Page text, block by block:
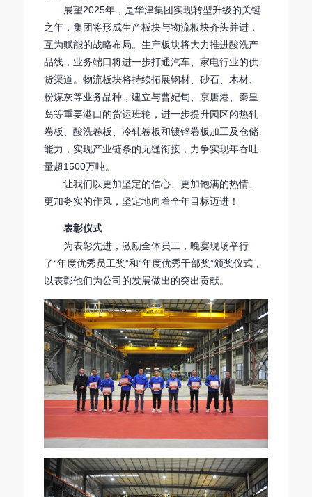
展望2025年，是华津集团实现转型升级的关键
之年，集团将形成生产板块与物流板块齐头并进，
互为赋能的战略布局。生产板块将大力推进酸洗产
品线，业务端口将进一步打通汽车、家电行业的供
货渠道。物流板块将持续拓展钢材、砂石、木材、
粉煤灰等业务品种，建立与曹妃甸、京唐港、秦皇
岛等重要港口的货运班轮，进一步提升园区的热轧
卷板、酸洗卷板、冷轧卷板和镀锌卷板加工及仓储
能力，实现产业链条的无缝衔接，力争实现年吞吐
量超1500万吨。
让我们以更加坚定的信心、更加饱满的热情、
更加务实的作风，坚定地向着全年目标迈进！
表彰仪式
为表彰先进，激励全体员工，晚宴现场举行
了“年度优秀员工奖”和“年度优秀干部奖”颁奖仪式，
以表彰他们为公司的发展做出的突出贡献。